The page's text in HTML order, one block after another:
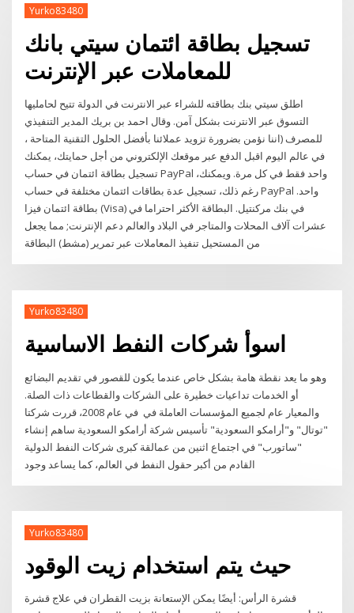
Yurko83480
تسجيل بطاقة ائتمان سيتي بانك
للمعاملات عبر الإنترنت
اطلق سيتي بنك بطاقته للشراء عبر الانترنت في الدولة تتيح لحامليها
التسوق عبر الانترنت بشكل آمن. وقال احمد بن بريك المدير التنفيذي
للمصرف (اننا نؤمن بضرورة تزويد عملائنا بأفضل الحلول التقنية المتاحة ،
في عالم اليوم اقبل الدفع عبر موقعك الإلكتروني من أجل حمايتك، يمكنك
تسجيل بطاقة ائتمان في حساب PayPal واحد فقط في كل مرة. ويمكنك،
رغم ذلك، تسجيل عدة بطاقات ائتمان مختلفة في حساب PayPal واحد.
بطاقة ائتمان فيزا (Visa) في بنك مركنتيل. البطاقة الأكثر احتراما في
عشرات آلاف المحلات والمتاجر في البلاد والعالم دعم الإنترنت; مما يجعل
من المستحيل تنفيذ المعاملات عبر تمرير (مشط) البطاقة
Yurko83480
اسوأ شركات النفط الاساسية
وهو ما يعد نقطة هامة بشكل خاص عندما يكون للقصور في تقديم البضائع
أو الخدمات تداعيات خطيرة على الشركات والقطاعات ذات الصلة.
والمعيار عام لجميع المؤسسات العاملة في في عام 2008، قررت شركتا
"توتال" و"أرامكو السعودية" تأسيس شركة أرامكو السعودية ساهم إنشاء
"ساتورب" في اجتماع اثنين من عمالقة كبرى شركات النفط الدولية
القادم من أكبر حقول النفط في العالم، كما يساعد وجود
Yurko83480
حيث يتم استخدام زيت الوقود
قشرة الرأس: أيضًا يمكن الإستعانة بزيت القطران في علاج قشرة